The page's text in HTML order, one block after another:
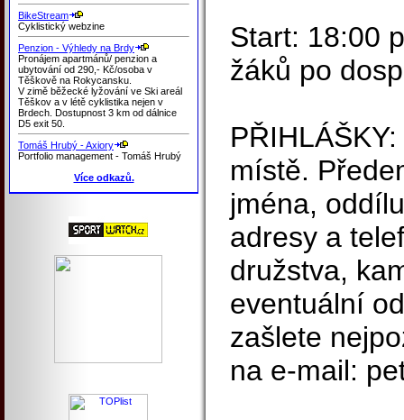
BikeStream
Cyklistický webzine
Penzion - Výhledy na Brdy
Pronájem apartmánů/ penzion a
ubytování od 290,- Kč/osoba v
Těškově na Rokycansku.
V zimě běžecké lyžování ve Ski areál
Těškov a v létě cyklistika nejen v
Brdech. Dostupnost 3 km od dálnice
D5 exit 50.
Tomáš Hrubý - Axiory
Portfolio management - Tomáš Hrubý
Více odkazů.
Start: 18:00
žáků po
místě.
jména,
adresy a
družstva,
eventuální
zašlete
na e-mail: